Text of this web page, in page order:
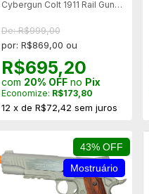
Cybergun Colt 1911 Rail Gun
Blackened
De: R$999,00
por: R$869,00 ou
R$695,20
com 20% OFFno Pix
Economize: R$173,80
12 x de R$72,42 sem juros
43% OFF
Mostruário